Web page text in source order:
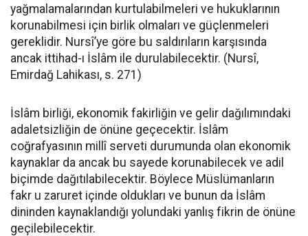
yağmalamalarından kurtulabilmeleri ve hukuklarının
korunabilmesi için birlik olmaları ve güçlenmeleri
gereklidir. Nursî’ye göre bu saldırıların karşısında
ancak ittihad-ı İslâm ile durulabilecektir. (Nursî,
Emirdağ Lahikası, s. 271)
İslâm birliği, ekonomik fakirliğin ve gelir dağılımındaki
adaletsizliğin de önüne geçecektir. İslâm
coğrafyasının millî serveti durumunda olan ekonomik
kaynaklar da ancak bu sayede korunabilecek ve adil
biçimde dağıtılabilecektir. Böylece Müslümanların
fakr u zaruret içinde oldukları ve bunun da İslâm
dininden kaynaklandığı yolundaki yanlış fikrin de önüne
geçilebilecektir.